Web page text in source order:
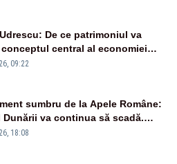
De ce patrimoniul va
central al economiei
09:22
sumbru de la Apele Române:
Dunării va continua să scadă.
s-ar putea închide în 4 zile
18:08